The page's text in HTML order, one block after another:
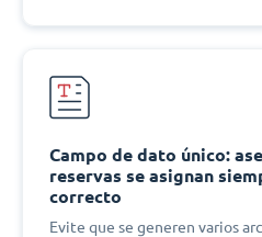
Campo de dato único:
reservas se asignan
correcto
Evite que se generen varios